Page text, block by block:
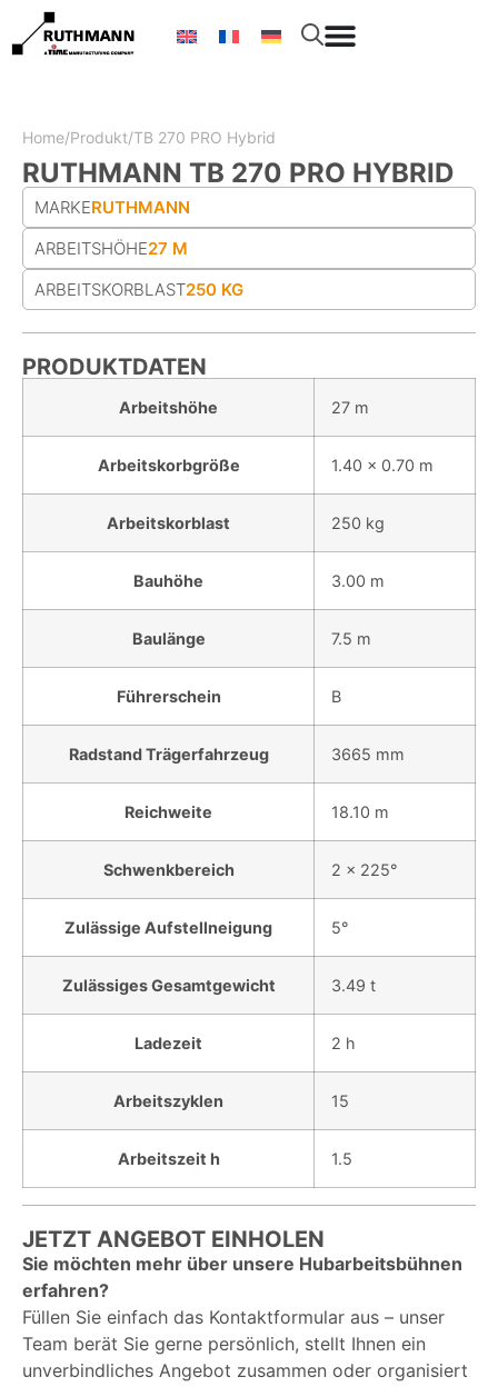
Home/Produkt/TB 270 PRO Hybrid
RUTHMANN TB 270 PRO HYBRID
MARKERUTHMANN
ARBEITSHÖHE27 M
ARBEITS­KORB­LAST250 KG
PRODUKTDATEN
Arbeitshöhe 27 m
Arbeitskorbgröße 1.40 x 0.70 m
Arbeitskorblast 250 kg
Bauhöhe 3.00 m
Baulänge 7.5 m
Führerschein B
Radstand Trägerfahrzeug 3665 mm
Reichweite 18.10 m
Schwenkbereich 2 x 225°
Zulässige Aufstellneigung 5°
Zulässiges Gesamtgewicht 3.49 t
Ladezeit 2 h
Arbeitszyklen 15
Arbeitszeit h 1.5
JETZT ANGEBOT EINHOLEN
Sie möchten mehr über unsere Hubarbeitsbühnen
erfahren?
Füllen Sie einfach das Kontaktformular aus – unser
Team berät Sie gerne persönlich, stellt Ihnen ein
unverbindliches Angebot zusammen oder organisiert